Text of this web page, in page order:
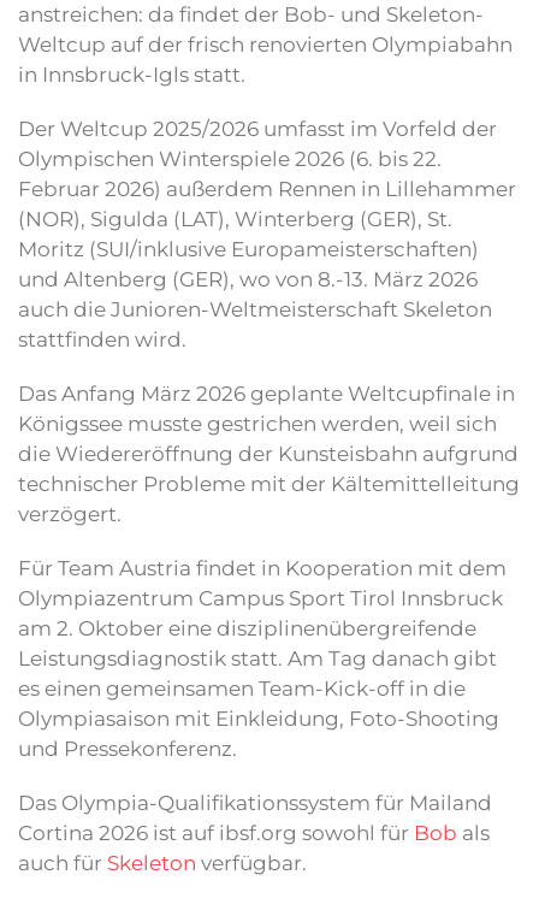
anstreichen: da findet der Bob- und Skeleton-
Weltcup auf der frisch renovierten Olympiabahn
in Innsbruck-Igls statt.
Der Weltcup 2025/2026 umfasst im Vorfeld der
Olympischen Winterspiele 2026 (6. bis 22.
Februar 2026) außerdem Rennen in Lillehammer
(NOR), Sigulda (LAT), Winterberg (GER), St.
Moritz (SUI/inklusive Europameisterschaften)
und Altenberg (GER), wo von 8.-13. März 2026
auch die Junioren-Weltmeisterschaft Skeleton
stattfinden wird.
Das Anfang März 2026 geplante Weltcupfinale in
Königssee musste gestrichen werden, weil sich
die Wiedereröffnung der Kunsteisbahn aufgrund
technischer Probleme mit der Kältemittelleitung
verzögert.
Für Team Austria findet in Kooperation mit dem
Olympiazentrum Campus Sport Tirol Innsbruck
am 2. Oktober eine disziplinenübergreifende
Leistungsdiagnostik statt. Am Tag danach gibt
es einen gemeinsamen Team-Kick-off in die
Olympiasaison mit Einkleidung, Foto-Shooting
und Pressekonferenz.
Das Olympia-Qualifikationssystem für Mailand
Cortina 2026 ist auf ibsf.org sowohl für Bob als
auch für Skeleton verfügbar.